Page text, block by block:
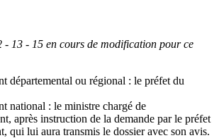
- 13 - 15 en cours de modification pour ce
départemental ou régional : le préfet du
national : le ministre chargé de
après instruction de la demande par le préfet
qui lui aura transmis le dossier avec son avis.